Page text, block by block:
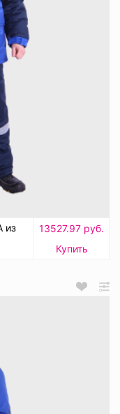
из
13527.97 руб.
Купить